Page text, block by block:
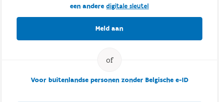
een anderedigitale sleutel
Meld aan
Voor buitenlandse personen zonder Belgische e-ID